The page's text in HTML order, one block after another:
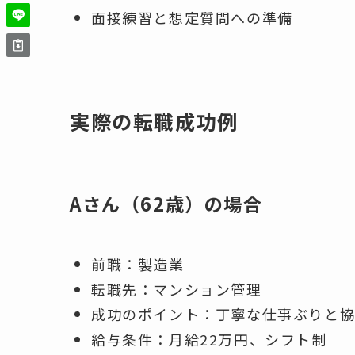
面接練習と想定質問への準備
実際の転職成功例
Aさん（62歳）の場合
前職：製造業
転職先：マンション管理
成功のポイント：丁寧な仕事ぶりと
給与条件：月給22万円、シフト制